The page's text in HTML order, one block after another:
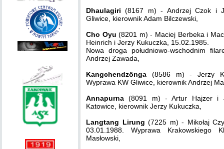
Dhaulagiri(8167 m) - Andrzej Czok i
Gliwice, kierownik Adam Bilczewski,
Cho Oyu(8201 m) - Maciej Berbeka i
Heinrich i Jerzy Kukuczka, 15.02.1985.
Nowa droga południowo-wschodnim
Andrzej Zawada,
Kangchendzönga (8586 m) - Jerzy
Wyprawa KW Gliwice, kierownik Andrzej
Annapurna (8091 m) - Artur Hajzer i
Katowice, kierownik Jerzy Kukuczka,
Langtang Lirung(7225 m) - Mikołaj
03.01.1988. Wyprawa Krakowskiego
Masłowski,